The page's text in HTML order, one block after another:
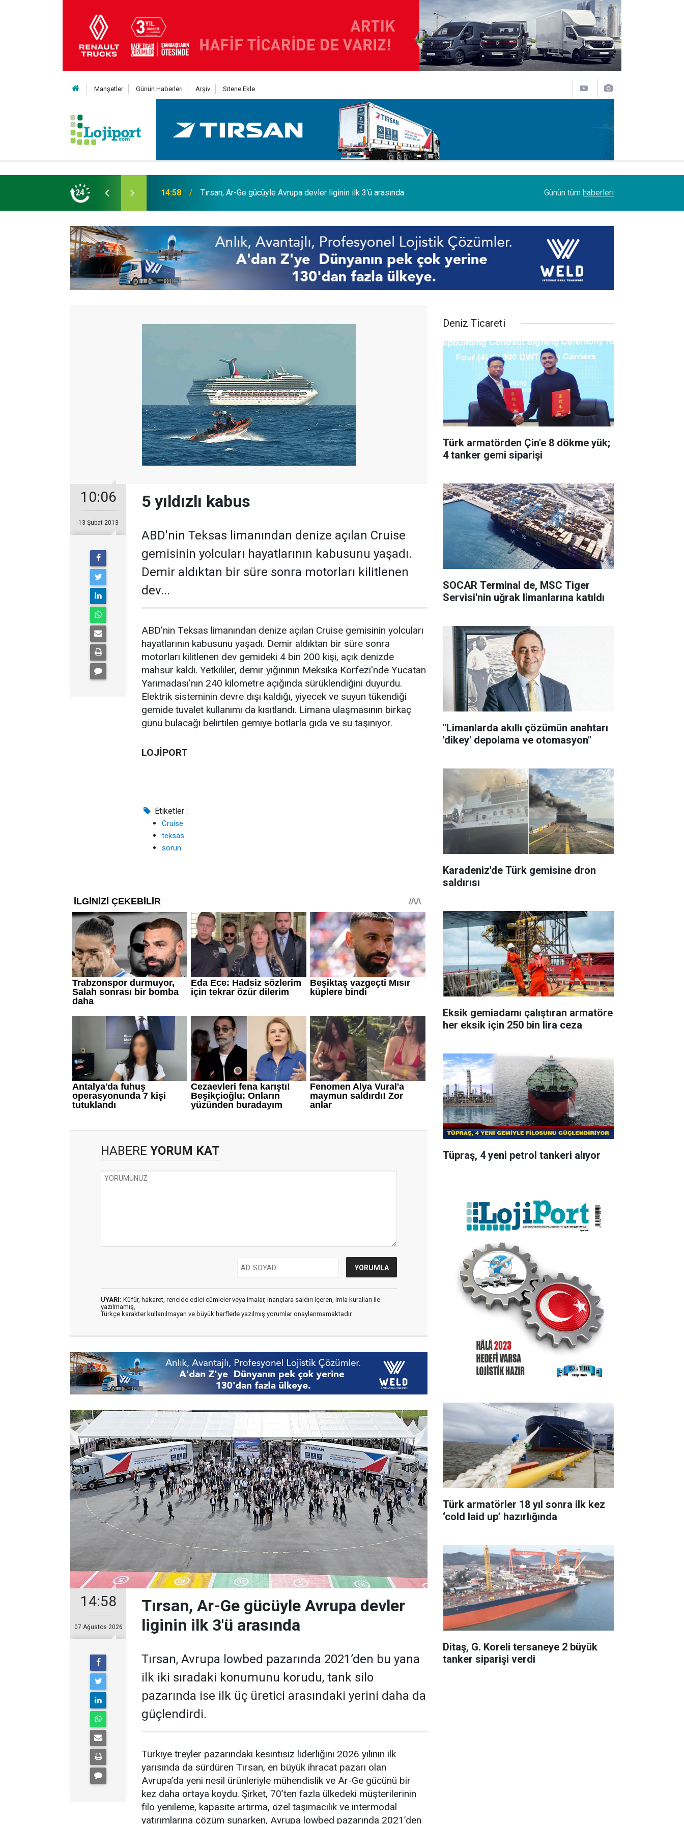
Manşetler Günün Haberleri Arşiv Sitene Ekle
24
liginin ilk 3'ü arasında 14:19 MAXUS modelleri Ağustos’a özel 1.199.000 TL’den başlayan fiyatlarla Petrol Ofisi Grubu 18. kez zirvede
Günün tüm haberleri
10:06
13 Şubat 2013
5 yıldızlı kabus
ABD'nin Teksas limanından denize açılan Cruise
gemisinin yolcuları hayatlarının kabusunu yaşadı.
Demir aldıktan bir süre sonra motorları kilitlenen
dev...
ABD'nin Teksas limanından denize açılan Cruise gemisinin yolcuları
hayatlarının kabusunu yaşadı. Demir aldıktan bir süre sonra
motorları kilitlenen dev gemideki 4 bin 200 kişi, açık denizde
mahsur kaldı. Yetkililer, demir yığınının Meksika Körfezi'nde Yucatan
Yarımadası'nın 240 kilometre açığında sürüklendiğini duyurdu.
Elektrik sisteminin devre dışı kaldığı, yiyecek ve suyun tükendiği
gemide tuvalet kullanımı da kısıtlandı. Limana ulaşmasının birkaç
günü bulacağı belirtilen gemiye botlarla gıda ve su taşınıyor.
LOJİPORT
Etiketler :
Cruise
teksas
sorun
HABERE YORUM KAT
UYARI: Küfür, hakaret, rencide edici cümleler veya imalar, inançlara saldırı içeren, imla kuralları ile
yazılmamış,
Türkçe karakter kullanılmayan ve büyük harflerle yazılmış yorumlar onaylanmamaktadır.
14:58
07 Ağustos 2026
Tırsan, Ar-Ge gücüyle Avrupa devler
liginin ilk 3'ü arasında
Tırsan, Avrupa lowbed pazarında 2021’den bu yana
ilk iki sıradaki konumunu korudu, tank silo
pazarında ise ilk üç üretici arasındaki yerini daha da
güçlen­dirdi.
Türkiye treyler pazarın­daki kesintisiz liderliğini 2026 yılının ilk
yarısında da sürdüren Tırsan, en büyük ih­racat pazarı olan
Avrupa’da yeni nesil ürünleriyle mühendislik ve Ar-Ge gücünü bir
kez daha orta­ya koydu. Şirket, 70’ten fazla ül­kedeki müşterilerinin
filo yenile­me, kapasite artırma, özel taşıma­cılık ve intermodal
yatırımlarına çözüm sunarken, Avrupa lowbed pazarında 2021’den
Deniz Ticareti
Türk armatörden Çin'e 8 dökme yük;
4 tanker gemi siparişi
SOCAR Terminal de, MSC Tiger
Servisi'nin uğrak limanlarına katıldı
"Limanlarda akıllı çözümün anahtarı
'dikey' depolama ve otomasyon"
Karadeniz'de Türk gemisine dron
saldırısı
Eksik gemiadamı çalıştıran armatöre
her eksik için 250 bin lira ceza
Tüpraş, 4 yeni petrol tankeri alıyor
Türk armatörler 18 yıl sonra ilk kez
‘cold laid up’ hazırlığında
Ditaş, G. Koreli tersaneye 2 büyük
tanker siparişi verdi